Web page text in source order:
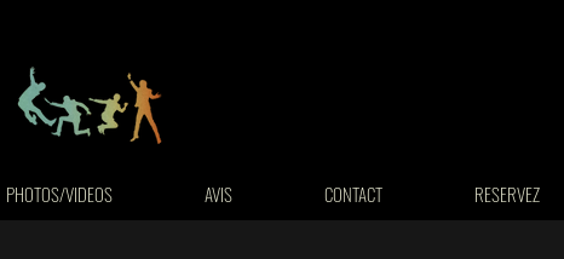
PHOTOS/VIDEOS AVIS CONTACT RESERVEZ